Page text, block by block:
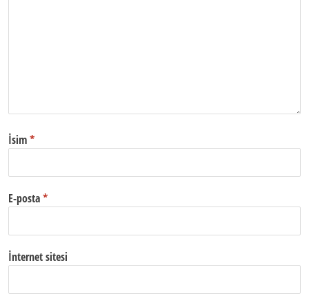
İsim*
E-posta*
İnternet sitesi